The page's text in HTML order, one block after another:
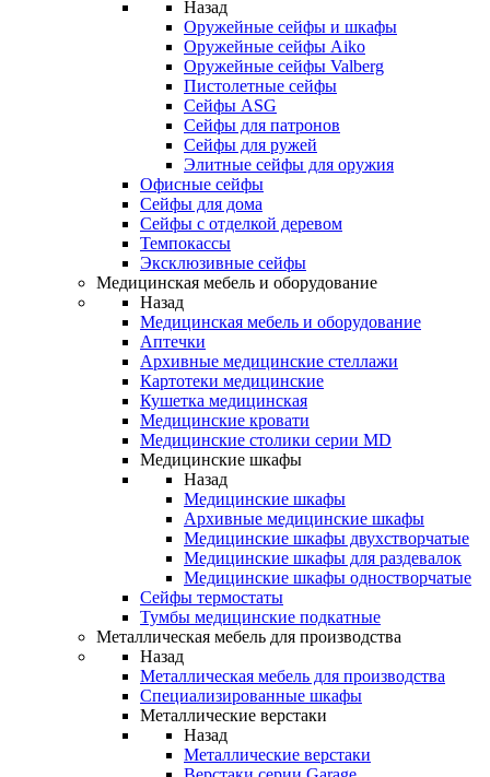
Назад
Оружейные сейфы и шкафы
Оружейные сейфы Aiko
Оружейные сейфы Valberg
Пистолетные сейфы
Сейфы ASG
Сейфы для патронов
Сейфы для ружей
Элитные сейфы для оружия
Офисные сейфы
Сейфы для дома
Сейфы с отделкой деревом
Темпокассы
Эксклюзивные сейфы
Медицинская мебель и оборудование
Назад
Медицинская мебель и оборудование
Аптечки
Архивные медицинские стеллажи
Картотеки медицинские
Кушетка медицинская
Медицинские кровати
Медицинские столики серии MD
Медицинские шкафы
Назад
Медицинские шкафы
Архивные медицинские шкафы
Медицинские шкафы двухстворчатые
Медицинские шкафы для раздевалок
Медицинские шкафы одностворчатые
Сейфы термостаты
Тумбы медицинские подкатные
Металлическая мебель для производства
Назад
Металлическая мебель для производства
Cпециализированные шкафы
Металлические верстаки
Назад
Металлические верстаки